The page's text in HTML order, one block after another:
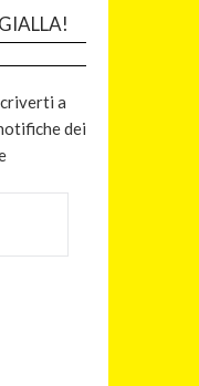
a
dei